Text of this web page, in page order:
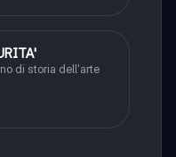
di storia dell'arte